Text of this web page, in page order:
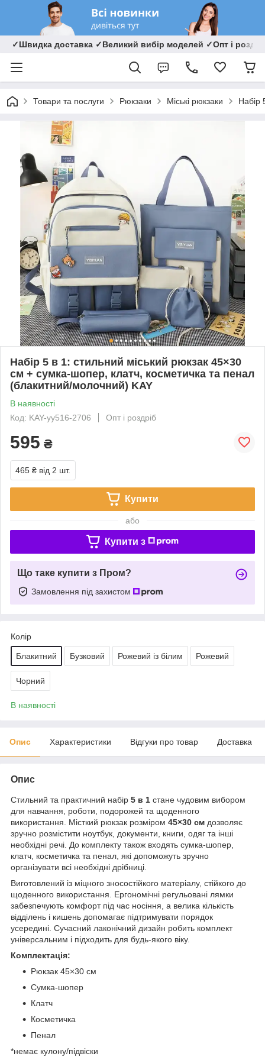
✓Швидка доставка ✓Великий вибір моделей ✓Опт і
Товари та послуги Рюкзаки Міські рюкзаки Набір
Набір 5 в 1: стильний міський рюкзак 45×30
см + сумка-шопер, клатч, косметичка та пенал
(блакитний/молочний) KAY
В наявності
Код: KAY-yy516-2706
Опт і роздріб
595 ₴
465 ₴ від 2 шт.
Купити
або
Купити з
Що таке купити з Пром?
Замовлення під захистом
Колір
Блакитний Бузковий Рожевий із білим Рожевий
Чорний
В наявності
Опис Характеристики Відгуки про товар Доставка
Опис
Стильний та практичний набір 5 в 1 стане чудовим вибором
для навчання, роботи, подорожей та щоденного
використання. Місткий рюкзак розміром 45×30 см дозволяє
зручно розмістити ноутбук, документи, книги, одяг та інші
необхідні речі. До комплекту також входять сумка-шопер,
клатч, косметичка та пенал, які допоможуть зручно
організувати всі необхідні дрібниці.
Виготовлений із міцного зносостійкого матеріалу, стійкого до
щоденного використання. Ергономічні регульовані лямки
забезпечують комфорт під час носіння, а велика кількість
відділень і кишень допомагає підтримувати порядок
усередині. Сучасний лаконічний дизайн робить комплект
універсальним і підходить для будь-якого віку.
Комплектація:
Рюкзак 45×30 см
Сумка-шопер
Клатч
Косметичка
Пенал
*немає кулону/підвіски